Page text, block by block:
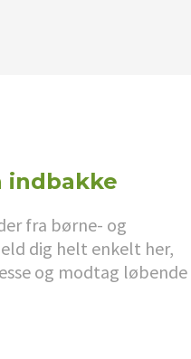
indbakke
fra børne- og
dig helt enkelt her,
og modtag løbende